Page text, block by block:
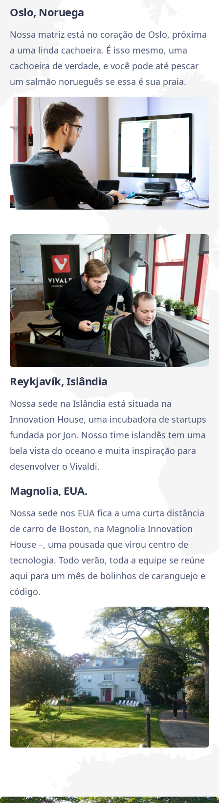
Oslo, Noruega
Nossa matriz está no coração de Oslo, próxima
a uma linda cachoeira. É isso mesmo, uma
cachoeira de verdade, e você pode até pescar
um salmão norueguês se essa é sua praia.
Reykjavík, Islândia
Nossa sede na Islândia está situada na
Innovation House, uma incubadora de startups
fundada por Jon. Nosso time islandês tem uma
bela vista do oceano e muita inspiração para
desenvolver o Vivaldi.
Magnolia, EUA.
Nossa sede nos EUA fica a uma curta distância
de carro de Boston, na Magnolia Innovation
House –, uma pousada que virou centro de
tecnologia. Todo verão, toda a equipe se reúne
aqui para um mês de bolinhos de caranguejo e
código.